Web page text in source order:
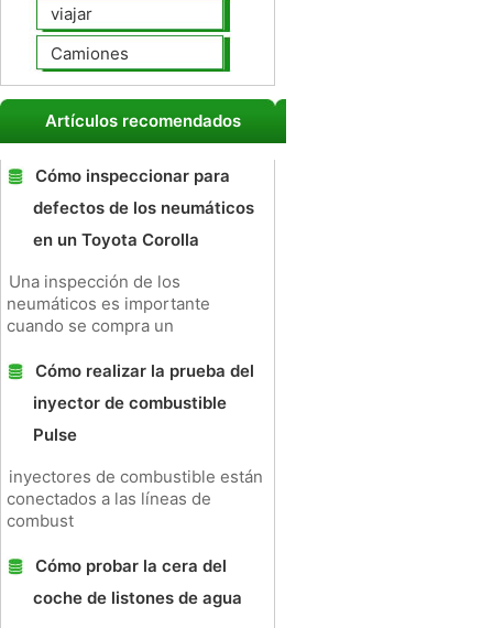
viajar
Camiones
Artículos recomendados
Cómo inspeccionar para
defectos de los neumáticos
en un Toyota Corolla
Una inspección de los
neumáticos es importante
cuando se compra un
Cómo realizar la prueba del
inyector de combustible
Pulse
inyectores de combustible están
conectados a las líneas de
combust
Cómo probar la cera del
coche de listones de agua